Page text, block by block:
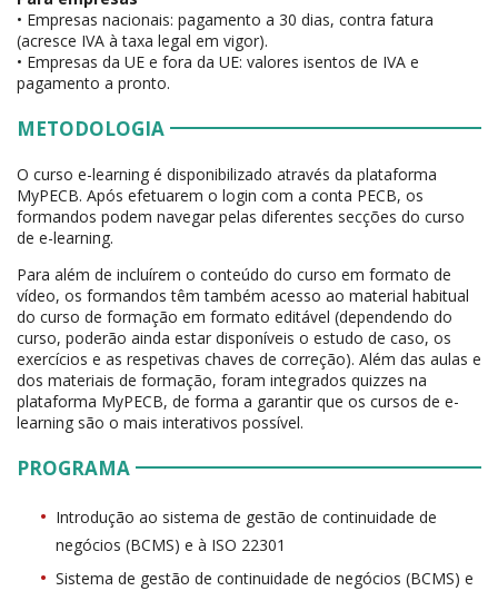
• Empresas nacionais: pagamento a 30 dias, contra fatura
(acresce IVA à taxa legal em vigor).
• Empresas da UE e fora da UE: valores isentos de IVA e
pagamento a pronto.
METODOLOGIA
O curso e-learning é disponibilizado através da plataforma
MyPECB. Após efetuarem o login com a conta PECB, os
formandos podem navegar pelas diferentes secções do curso
de e-learning.
Para além de incluírem o conteúdo do curso em formato de
vídeo, os formandos têm também acesso ao material habitual
do curso de formação em formato editável (dependendo do
curso, poderão ainda estar disponíveis o estudo de caso, os
exercícios e as respetivas chaves de correção). Além das aulas e
dos materiais de formação, foram integrados quizzes na
plataforma MyPECB, de forma a garantir que os cursos de e-
learning são o mais interativos possível.
PROGRAMA
Introdução ao sistema de gestão de continuidade de
negócios (BCMS) e à ISO 22301
Sistema de gestão de continuidade de negócios (BCMS) e